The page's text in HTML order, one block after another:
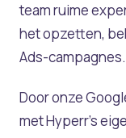
team ruime
het opzetten,
Ads-campagnes.
Door onze
met Hyperr’s